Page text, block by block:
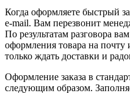
Когда оформляете быстрый
e-mail. Вам перезвонит
По результатам разговора
оформления товара на
только ждать доставки и
Оформление заказа в
следующим образом.